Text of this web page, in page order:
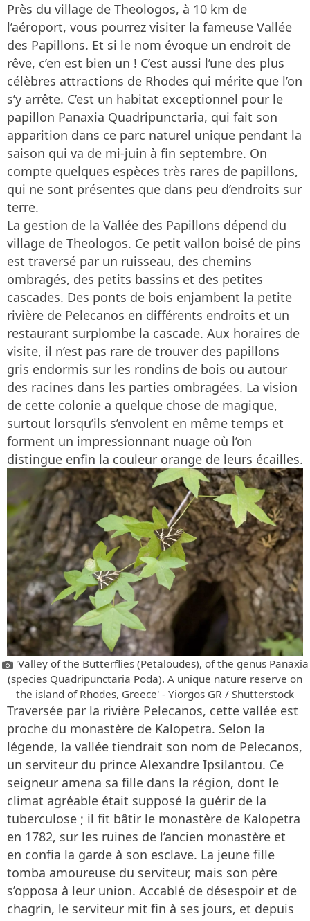
Près du village de Theologos, à 10 km de
l’aéroport, vous pourrez visiter la fameuse Vallée
des Papillons. Et si le nom évoque un endroit de
rêve, c’en est bien un ! C’est aussi l’une des plus
célèbres attractions de Rhodes qui mérite que l’on
s’y arrête. C’est un habitat exceptionnel pour le
papillon Panaxia Quadripunctaria, qui fait son
apparition dans ce parc naturel unique pendant la
saison qui va de mi-juin à fin septembre. On
compte quelques espèces très rares de papillons,
qui ne sont présentes que dans peu d’endroits sur
terre.
La gestion de la Vallée des Papillons dépend du
village de Theologos. Ce petit vallon boisé de pins
est traversé par un ruisseau, des chemins
ombragés, des petits bassins et des petites
cascades. Des ponts de bois enjambent la petite
rivière de Pelecanos en différents endroits et un
restaurant surplombe la cascade. Aux horaires de
visite, il n’est pas rare de trouver des papillons
gris endormis sur les rondins de bois ou autour
des racines dans les parties ombragées. La vision
de cette colonie a quelque chose de magique,
surtout lorsqu’ils s’envolent en même temps et
forment un impressionnant nuage où l’on
distingue enfin la couleur orange de leurs écailles.
'Valley of the Butterflies (Petaloudes), of the genus Panaxia
(species Quadripunctaria Poda). A unique nature reserve on
the island of Rhodes, Greece' - Yiorgos GR / Shutterstock
Traversée par la rivière Pelecanos, cette vallée est
proche du monastère de Kalopetra. Selon la
légende, la vallée tiendrait son nom de Pelecanos,
un serviteur du prince Alexandre Ipsilantou. Ce
seigneur amena sa fille dans la région, dont le
climat agréable était supposé la guérir de la
tuberculose ; il fit bâtir le monastère de Kalopetra
en 1782, sur les ruines de l’ancien monastère et
en confia la garde à son esclave. La jeune fille
tomba amoureuse du serviteur, mais son père
s’opposa à leur union. Accablé de désespoir et de
chagrin, le serviteur mit fin à ses jours, et depuis